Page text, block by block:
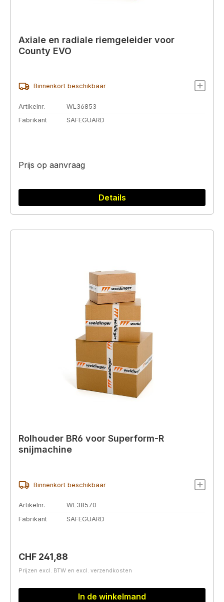
Axiale en radiale riemgeleider voor
County EVO
Binnenkort beschikbaar
Artikelnr.
WL36853
Fabrikant
SAFEGUARD
Prijs op aanvraag
Details
Rolhouder BR6 voor Superform-R
snijmachine
Binnenkort beschikbaar
Artikelnr.
WL38570
Fabrikant
SAFEGUARD
Normale prijs:
CHF 241,88
Prijzen excl. BTW en excl. verzendkosten
In de winkelmand